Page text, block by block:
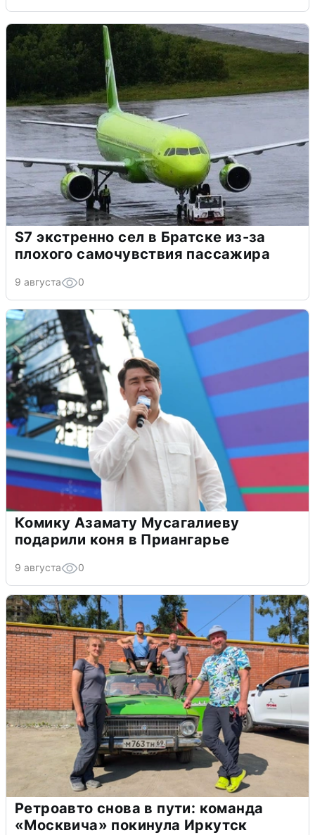
S7 экстренно сел в Братске из-за
плохого самочувствия пассажира
9 августа 0
Комику Азамату Мусагалиеву
подарили коня в Приангарье
9 августа 0
Ретроавто снова в пути: команда
«Москвича» покинула Иркутск